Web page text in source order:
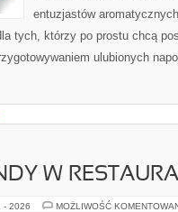
entuzjastów
tych, którzy po prostu chcą
ulubionych
W
- 2026 MOŻLIWOŚĆ